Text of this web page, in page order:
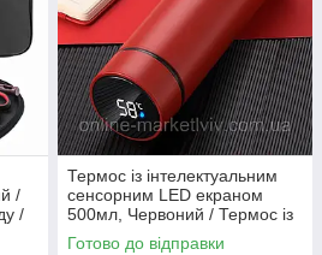
/
/
Термос із інтелектуальним
сенсорним LED екраном
500мл, Червоний / Термос із
нержавіючої сталі
Готово до відправки